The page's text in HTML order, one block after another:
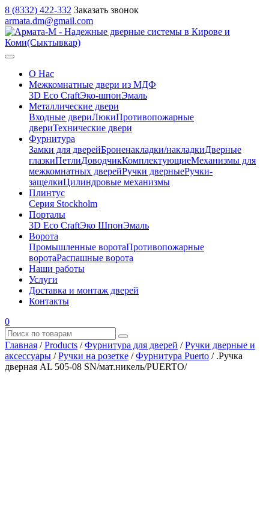
8 (8332) 422-332 Заказать звонок
armata.dm@gmail.com
О Нас
Межкомнатные двери из МДФ
3D Eco CraftЭко-шпонЭмаль
Металлические двери
Входные двериЛюкиПротивопожарные
двериТехнические двери
Фурнитура
Замки для дверейБроненакладки/накладкиДверные
глазкиПетлиДоводчикКомплектующиеМеханизмы для
межкомнатных дверейРучки дверныеРучки-
защелкиЦилиндровые механизмы
Плинтус
Серия Stockholm
Порталы
3D Eco CraftЭко ШпонЭмаль
Ворота
Промышленные воротаПротивопожарные
воротаРаспашные ворота
Наши работы
Услуги
Доставка и монтаж дверей
Контакты
0
Главная /Products /Фурнитура для дверей /Ручки дверные и
аксессуары /Ручки на розетке /Фурнитура Puerto / .Ручка
дверная AL 505-08 SN/мат.никель/PUERTO/